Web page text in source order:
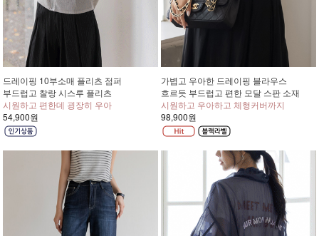
드레이핑 10부소매 플리츠 점퍼
부드럽고 찰랑 시스루 플리츠
시원하고 편한데 굉장히 우아
54,900원
가볍고 우아한 드레이핑 블라우스
흐르듯 부드럽고 편한 모달 스판 소재
시원하고 우아하고 체형커버까지
98,900원